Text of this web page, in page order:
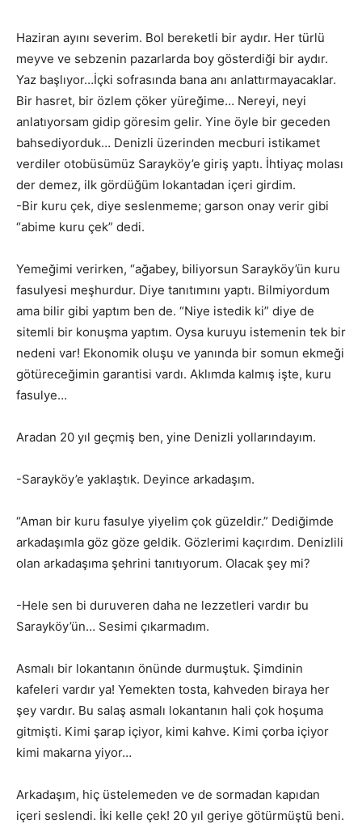
Haziran ayını severim. Bol bereketli bir aydır. Her türlü
meyve ve sebzenin pazarlarda boy gösterdiği bir aydır.
Yaz başlıyor…İçki sofrasında bana anı anlattırmayacaklar.
Bir hasret, bir özlem çöker yüreğime… Nereyi, neyi
anlatıyorsam gidip göresim gelir. Yine öyle bir geceden
bahsediyorduk… Denizli üzerinden mecburi istikamet
verdiler otobüsümüz Sarayköy’e giriş yaptı. İhtiyaç molası
der demez, ilk gördüğüm lokantadan içeri girdim.
-Bir kuru çek, diye seslenmeme; garson onay verir gibi
“abime kuru çek” dedi.
Yemeğimi verirken, “ağabey, biliyorsun Sarayköy’ün kuru
fasulyesi meşhurdur. Diye tanıtımını yaptı. Bilmiyordum
ama bilir gibi yaptım ben de. “Niye istedik ki” diye de
sitemli bir konuşma yaptım. Oysa kuruyu istemenin tek bir
nedeni var! Ekonomik oluşu ve yanında bir somun ekmeği
götüreceğimin garantisi vardı. Aklımda kalmış işte, kuru
fasulye…
Aradan 20 yıl geçmiş ben, yine Denizli yollarındayım.
-Sarayköy’e yaklaştık. Deyince arkadaşım.
“Aman bir kuru fasulye yiyelim çok güzeldir.” Dediğimde
arkadaşımla göz göze geldik. Gözlerimi kaçırdım. Denizlili
olan arkadaşıma şehrini tanıtıyorum. Olacak şey mi?
-Hele sen bi duruveren daha ne lezzetleri vardır bu
Sarayköy’ün… Sesimi çıkarmadım.
Asmalı bir lokantanın önünde durmuştuk. Şimdinin
kafeleri vardır ya! Yemekten tosta, kahveden biraya her
şey vardır. Bu salaş asmalı lokantanın hali çok hoşuma
gitmişti. Kimi şarap içiyor, kimi kahve. Kimi çorba içiyor
kimi makarna yiyor…
Arkadaşım, hiç üstelemeden ve de sormadan kapıdan
içeri seslendi. İki kelle çek! 20 yıl geriye götürmüştü beni.